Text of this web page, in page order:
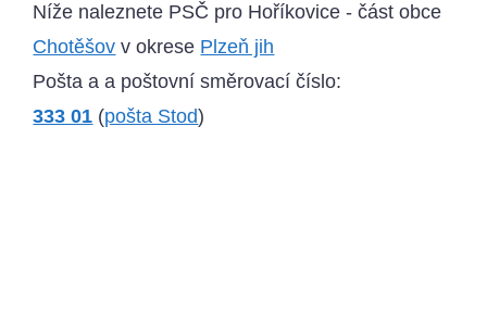
Níže naleznete PSČ pro Hoříkovice - část obce
Chotěšov v okrese Plzeň jih
Pošta a a poštovní směrovací číslo:
333 01 (pošta Stod)